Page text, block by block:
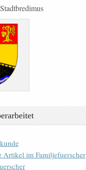
Artikel im Familjefuerscher